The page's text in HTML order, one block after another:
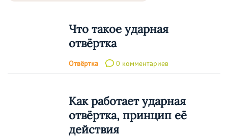
Что такое ударная
отвёртка
Отвёртка 0 комментариев
Как работает ударная
отвёртка, принцип её
действия